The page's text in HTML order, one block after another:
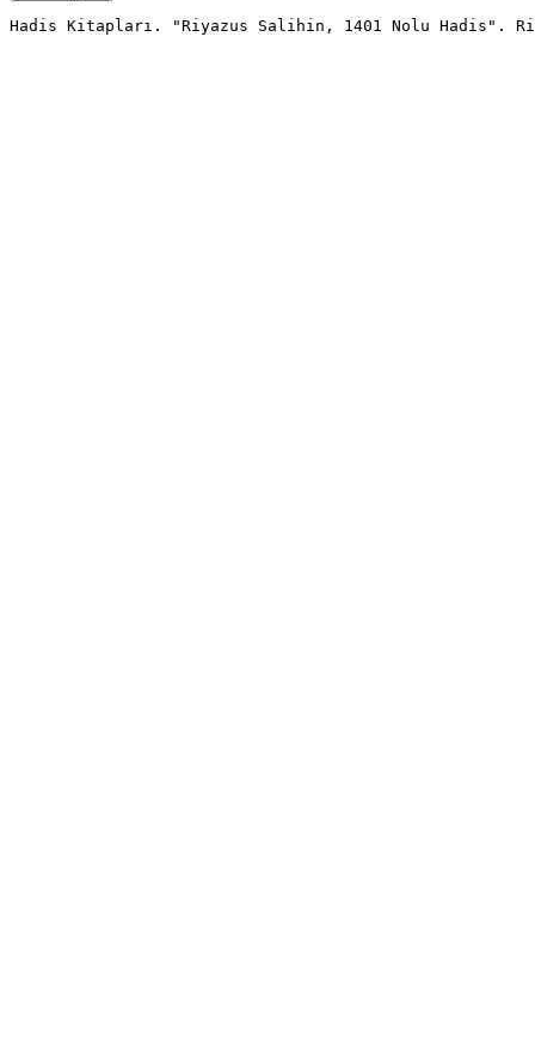
Hadis Kitapları. "Riyazus Salihin, 1401 Nolu Hadis".